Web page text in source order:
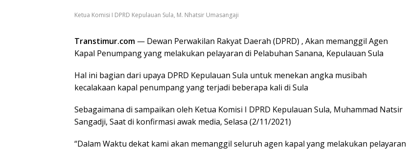
Ketua Komisi I DPRD Kepulauan Sula, M. Nhatsir Umasangaji
Transtimur.com — Dewan Perwakilan Rakyat Daerah (DPRD) , Akan memanggil Agen
Kapal Penumpang yang melakukan pelayaran di Pelabuhan Sanana, Kepulauan Sula
Hal ini bagian dari upaya DPRD Kepulauan Sula untuk menekan angka musibah
kecalakaan kapal penumpang yang terjadi beberapa kali di Sula
Sebagaimana di sampaikan oleh Ketua Komisi I DPRD Kepulauan Sula, Muhammad Natsir
Sangadji, Saat di konfirmasi awak media, Selasa (2/11/2021)
“Dalam Waktu dekat kami akan memanggil seluruh agen kapal yang melakukan pelayaran